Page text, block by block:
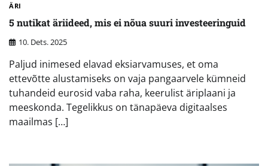
ÄRI
5 nutikat äriideed, mis ei nõua suuri investeeringuid
10. Dets. 2025
Paljud inimesed elavad eksiarvamuses, et oma
ettevõtte alustamiseks on vaja pangaarvele kümneid
tuhandeid eurosid vaba raha, keerulist äriplaani ja
meeskonda. Tegelikkus on tänapäeva digitaalses
maailmas […]